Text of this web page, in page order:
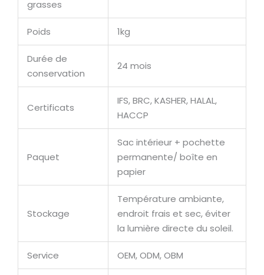
grasses
Poids 1kg
Durée de
conservation
24 mois
Certificats
IFS, BRC, KASHER, HALAL,
HACCP
Paquet
Sac intérieur + pochette
permanente/ boîte en
papier
Stockage
Température ambiante,
endroit frais et sec, éviter
la lumière directe du soleil.
Service OEM, ODM, OBM